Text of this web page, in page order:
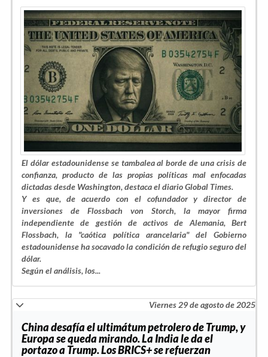
El dólar estadounidense se tambalea al borde de una crisis de
confianza, producto de las propias políticas mal enfocadas
dictadas desde Washington, destaca el diario Global Times.
Y es que, de acuerdo con el cofundador y director de
inversiones de Flossbach von Storch, la mayor firma
independiente de gestión de activos de Alemania, Bert
Flossbach, la "caótica política arancelaria" del Gobierno
estadounidense ha socavado la condición de refugio seguro del
dólar.
Según el análisis, los...
Viernes 29 de agosto de 2025
China desafía el ultimátum petrolero de Trump, y
Europa se queda mirando. La India le da el
portazo a Trump. Los BRICS+ se refuerzan